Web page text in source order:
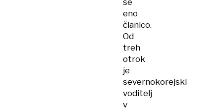
še
eno
članico.
Od
treh
otrok
je
severnokorejski
voditelj
v